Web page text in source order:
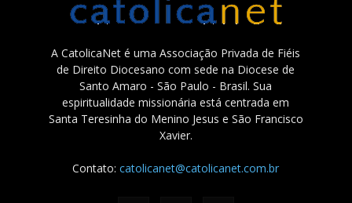
A CatolicaNet é uma Associação Privada de Fiéis
de Direito Diocesano com sede na Diocese de
Santo Amaro - São Paulo - Brasil. Sua
espiritualidade missionária está centrada em
Santa Teresinha do Menino Jesus e São Francisco
Xavier.
Contato:catolicanet@catolicanet.com.br